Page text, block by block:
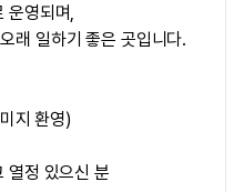
운영되며,
래 일하기 좋은 곳입니다.
지 환영)
열정 있으신 분